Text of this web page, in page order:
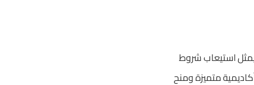
استيعاب شروط
متميزة ومنح